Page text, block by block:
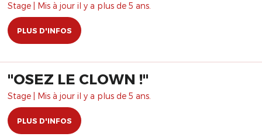
Stage | Mis à jour il y a plus de 5 ans.
PLUS D'INFOS
"OSEZ LE CLOWN !"
Stage | Mis à jour il y a plus de 5 ans.
PLUS D'INFOS